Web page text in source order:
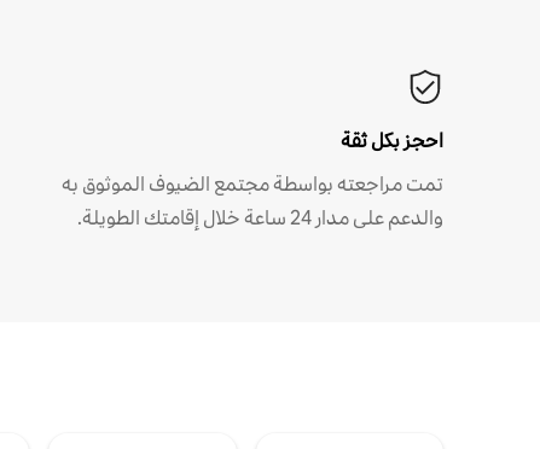
احجز بكل ثقة
تمت مراجعته بواسطة مجتمع الضيوف الموثوق به
والدعم على مدار 24 ساعة خلال إقامتك الطويلة.